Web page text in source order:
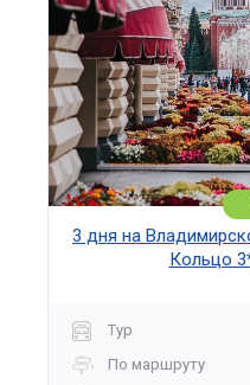
3 дня на
Кольцо
Тур
По маршруту